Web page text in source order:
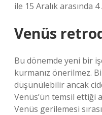
ile 15 Aralık arasında
Venüs
Bu dönemde yeni bir
kurmanız önerilmez.
düşünülebilir ancak
Venüs’ün temsil ettiği
Venüs gerilemesi